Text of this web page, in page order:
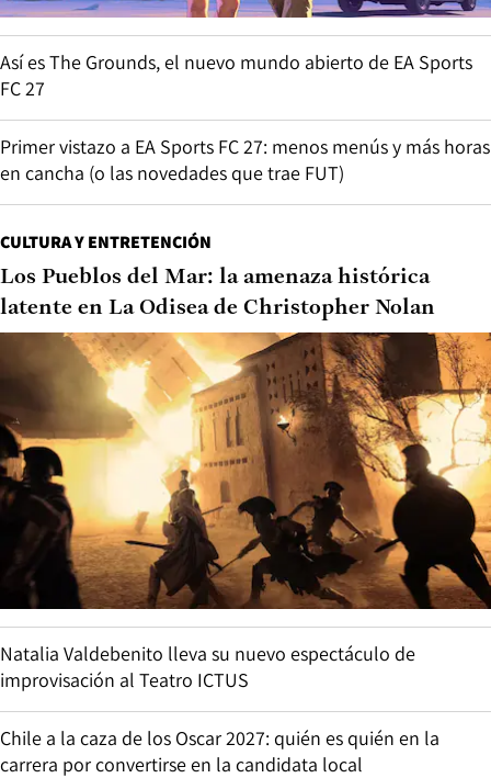
Así es The Grounds, el nuevo mundo abierto de EA Sports
FC 27
Primer vistazo a EA Sports FC 27: menos menús y más horas
en cancha (o las novedades que trae FUT)
CULTURA Y ENTRETENCIÓN
Los Pueblos del Mar: la amenaza histórica
latente en La Odisea de Christopher Nolan
Natalia Valdebenito lleva su nuevo espectáculo de
improvisación al Teatro ICTUS
Chile a la caza de los Oscar 2027: quién es quién en la
carrera por convertirse en la candidata local